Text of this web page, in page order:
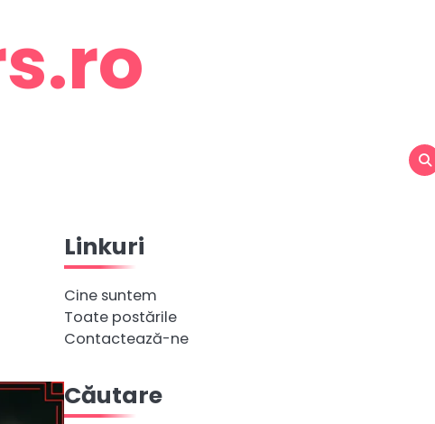
Linkuri
Cine suntem
Toate postările
Contactează-ne
Căutare